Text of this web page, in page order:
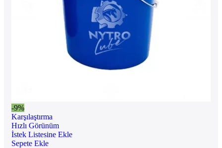
-9%
Karşılaştırma
Hızlı Görünüm
İstek Listesine Ekle
Sepete Ekle